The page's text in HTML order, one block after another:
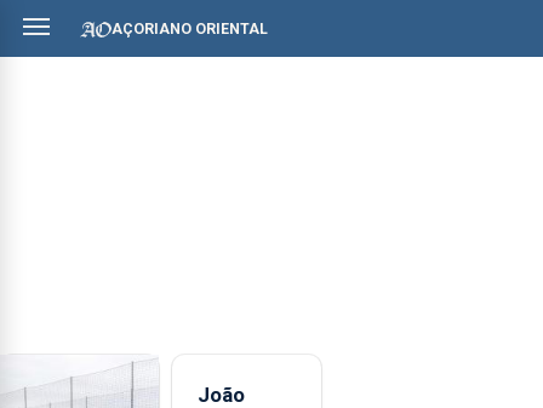
AÇORIANO ORIENTAL
João